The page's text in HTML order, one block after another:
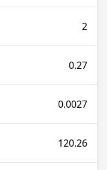
2
0.27
0.0027
120.26